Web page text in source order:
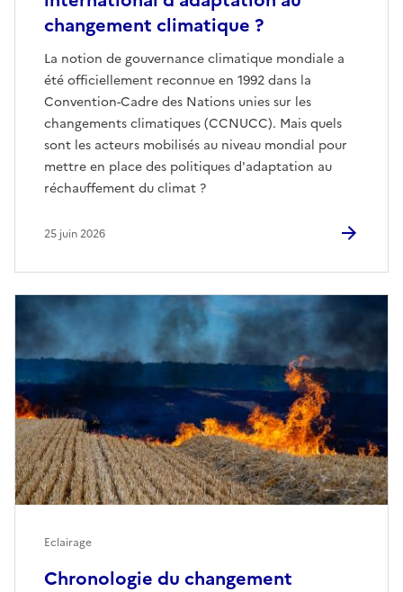
changement climatique ?
La notion de gouvernance climatique mondiale a
été officiellement reconnue en 1992 dans la
Convention-Cadre des Nations unies sur les
changements climatiques (CCNUCC). Mais quels
sont les acteurs mobilisés au niveau mondial pour
mettre en place des politiques d'adaptation au
réchauffement du climat ?
25 juin 2026
Chronologie du changement
Eclairage